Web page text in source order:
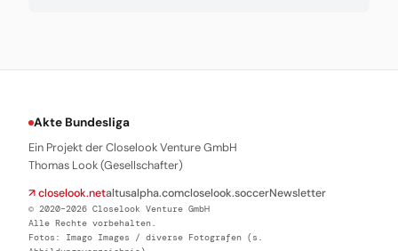
Akte Bundesliga
Ein Projekt der Closelook Venture GmbH
Thomas Look (Gesellschafter)
↗ closelook.netaltusalpha.comcloselook.soccerNewsletter
© 2020–2026 Closelook Venture GmbH
Alle Rechte vorbehalten.
Fotos: Imago Images / diverse Fotografen (s.